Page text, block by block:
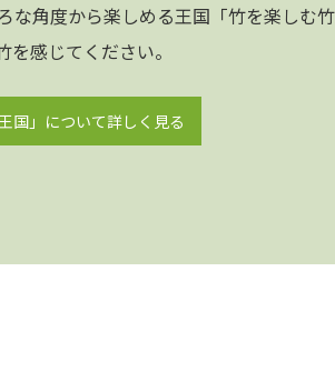
な角度から楽しめる王国「竹を楽しむ
を感じてください。
国」について詳しく見る